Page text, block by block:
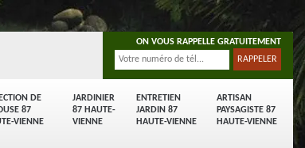
DE
87
VIENNE
JARDINIER
87 HAUTE-
VIENNE
ENTRETIEN
JARDIN 87
HAUTE-VIENNE
ARTISAN
PAYSAGISTE 87
HAUTE-VIENNE
ON VOUS RAPPELLE GRATUITEMENT